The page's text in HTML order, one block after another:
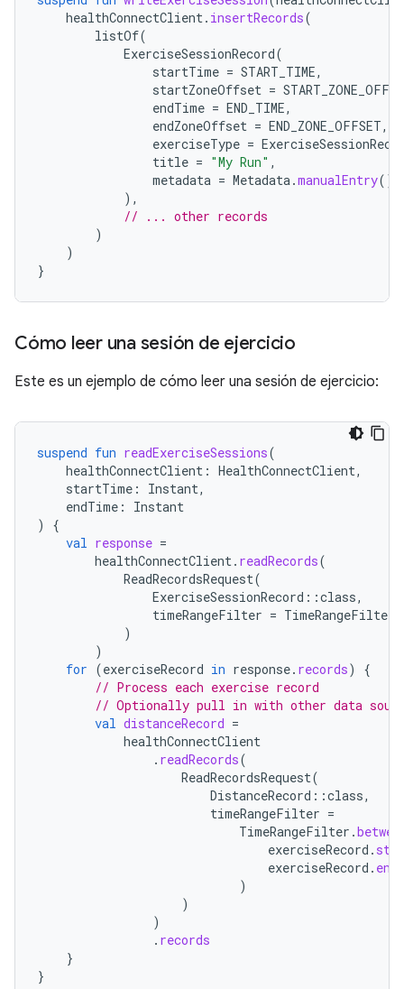
healthConnectClient. insertRecords(
listOf(
ExerciseSessionRecord(
startTime = START_TIME,
startZoneOffset =
endTime = END_TIME,
endZoneOffset = END_ZONE_OFFSET,
exerciseType =
title = "My Run" ,
metadata = Metadata.manualEntry()
),
// ... other records
)
)
}
Cómo leer una sesión de ejercicio
Este es un ejemplo de cómo leer una sesión de ejercicio:
suspend fun readExerciseSessions(
healthConnectClient : HealthConnectClient,
startTime : Instant,
endTime :
Instant
)
{
val response =
healthConnectClient. readRecords(
ReadRecordsRequest(
ExerciseSessionRecord ::class,
timeRangeFilter = TimeRangeFilter
)
)
for (exerciseRecord in response. records)
{
// Process each exercise record
// Optionally pull in with other data
val distanceRecord =
healthConnectClient
. readRecords(
ReadRecordsRequest(
DistanceRecord ::class,
timeRangeFilter =
TimeRangeFilter .
exerciseRecord .
exerciseRecord .
)
)
)
. records
}
}